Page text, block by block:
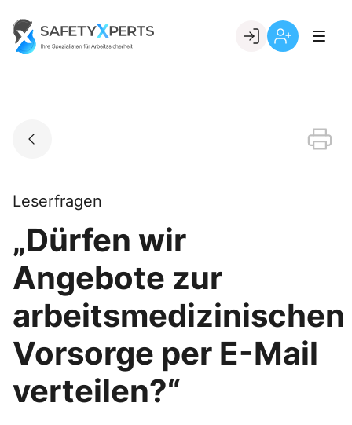
content
Go to landing page.
Leserfragen
„Dürfen wir
Angebote zur
arbeitsmedizinischen
Vorsorge per E-Mail
verteilen?“